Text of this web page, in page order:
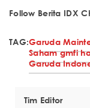
Follow Berita IDX
TAG:Garuda
Saham gmfi
Garuda
Tim Editor